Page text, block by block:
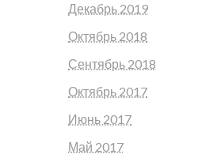
Декабрь 2019
Октябрь 2018
Сентябрь 2018
Октябрь 2017
Июнь 2017
Май 2017